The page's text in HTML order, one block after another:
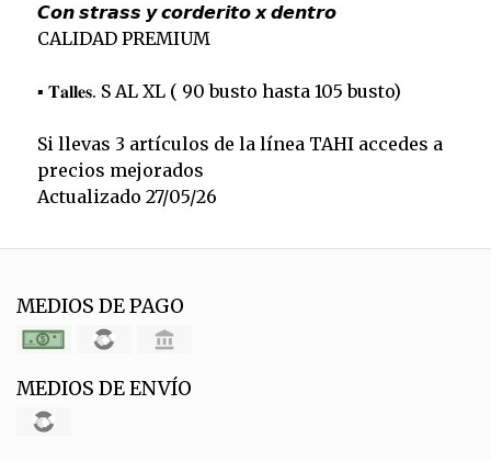
𝘾𝙤𝙣 𝙨𝙩𝙧𝙖𝙨𝙨 𝙮 𝙘𝙤𝙧𝙙𝙚𝙧𝙞𝙩𝙤 𝙭 𝙙𝙚𝙣𝙩𝙧𝙤
CALIDAD PREMIUM
▪️ 𝐓𝐚𝐥𝐥𝐞𝐬. S AL XL ( 90 busto hasta 105 busto)
Si llevas 3 artículos de la línea TAHI accedes a
precios mejorados
Actualizado 27/05/26
MEDIOS DE PAGO
MEDIOS DE ENVÍO